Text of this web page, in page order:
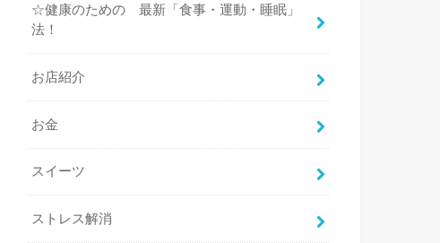
☆健康のための 最新「食事・運動・睡眠」
法！
お店紹介
お金
スイーツ
ストレス解消